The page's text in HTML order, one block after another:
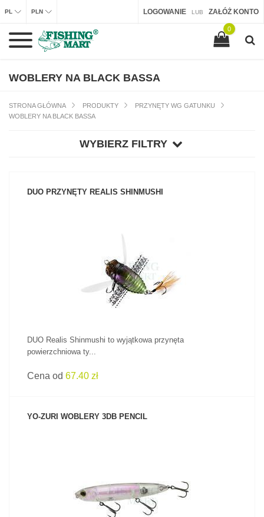
LOGOWANIE LUB ZAŁÓŻ KONTO
PL PLN
0
WOBLERY NA BLACK BASSA
STRONA GŁÓWNA PRODUKTY
PRZYNĘTY WG GATUNKU
WOBLERY NA BLACK BASSA
WYBIERZ FILTRY
DUO PRZYNĘTY REALIS SHINMUSHI
DUO Realis Shinmushi to wyjątkowa przynęta
powierzchniowa ty...
Cena od 67.40 zł
YO-ZURI WOBLERY 3DB PENCIL